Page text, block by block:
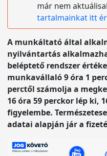
már nem
tartalmainkat itt
A munkáltató által
nyilvántartás
beléptető rendszer
munkavállaló 9 óra 1
perctől számolja a
16 óra 59 perckor lép ki,
figyelembe.
adatai alapján jár a